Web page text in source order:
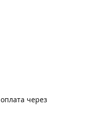
оплата через